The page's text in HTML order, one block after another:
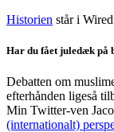
Historien står i
Har du fået juledæk på
Debatten om
efterhånden ligeså
Min Twitter-ven
(internationalt)